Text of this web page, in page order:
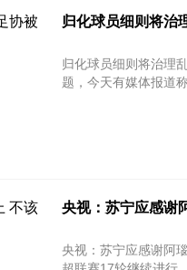
归化球员细则将治
归化球员细则将治理
题，今天有媒体报道
央视：苏宁应感谢
央视：苏宁应感谢阿瑙没上 不该